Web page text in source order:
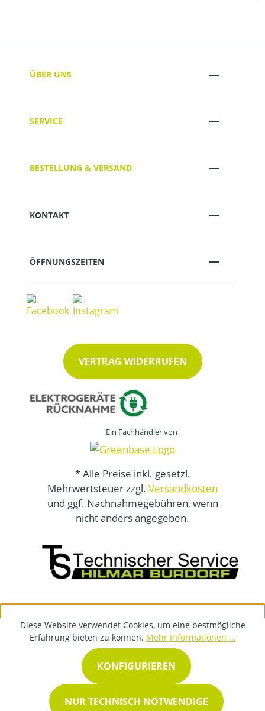
ÜBER UNS
SERVICE
BESTELLUNG & VERSAND
KONTAKT
ÖFFNUNGSZEITEN
VERTRAG WIDERRUFEN
Ein Fachhändler von
* Alle Preise inkl. gesetzl.
Mehrwertsteuer zzgl. Versandkosten
und ggf. Nachnahmegebühren, wenn
nicht anders angegeben.
Diese Website verwendet Cookies, um eine bestmögliche
Erfahrung bieten zu können. Mehr Informationen ...
NUR TECHNISCH NOTWENDIGE
KONFIGURIEREN